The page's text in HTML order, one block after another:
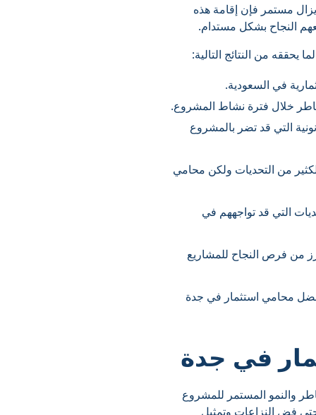
يزال مستمر فإن إقامة هذه
النجاح بشكل مستدام.
يحققه من النتائج التالية:
في السعودية.
خلال فترة نشاط المشروع.
التي قد تضر بالمشروع
من التحديات ولكن محامي
التي قد تواجههم في
من فرص النجاح للمشاريع
محامي استثمار في جدة
في جدة
والنمو المستمر للمشروع
فض النزاعات وتمثيل